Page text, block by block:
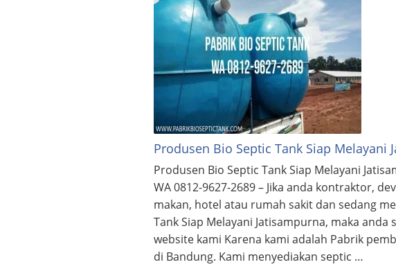
Produsen Bio Septic Tank Siap Melayani
Produsen Bio Septic Tank Siap Melayani
WA 0812-9627-2689 – Jika anda kontraktor,
makan, hotel atau rumah sakit dan sedang
Tank Siap Melayani Jatisampurna, maka
website kami Karena kami adalah Pabrik
di Bandung. Kami menyediakan septic …